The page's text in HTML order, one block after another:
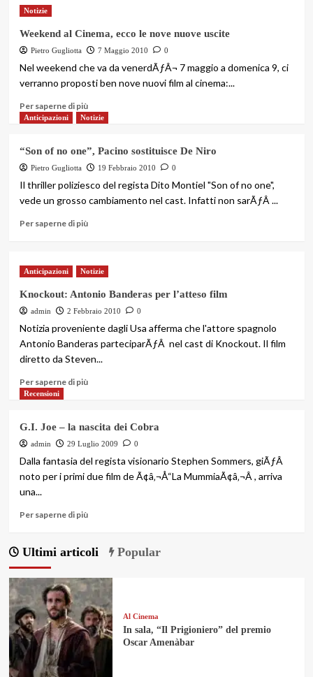
Notizie
Weekend al Cinema, ecco le nove nuove uscite
Pietro Gugliotta 7 Maggio 2010 0
Nel weekend che va da venerdÃƒÂ¬ 7 maggio a domenica 9, ci
verranno proposti ben nove nuovi film al cinema:...
Per saperne di più
Anticipazioni Notizie
“Son of no one”, Pacino sostituisce De Niro
Pietro Gugliotta 19 Febbraio 2010 0
Il thriller poliziesco del regista Dito Montiel "Son of no one",
vede un grosso cambiamento nel cast. Infatti non sarÃƒÂ ...
Per saperne di più
Anticipazioni Notizie
Knockout: Antonio Banderas per l’atteso film
admin 2 Febbraio 2010 0
Notizia proveniente dagli Usa afferma che l'attore spagnolo
Antonio Banderas parteciparÃƒÂ nel cast di Knockout. Il film
diretto da Steven...
Per saperne di più
Recensioni
G.I. Joe – la nascita dei Cobra
admin 29 Luglio 2009 0
Dalla fantasia del regista visionario Stephen Sommers, giÃƒÂ
noto per i primi due film de Ã¢â‚¬Å“La MummiaÃ¢â‚¬Â , arriva
una...
Per saperne di più
Ultimi articoli Popular
Al Cinema
In sala, “Il Prigioniero” del premio
Oscar Amenàbar